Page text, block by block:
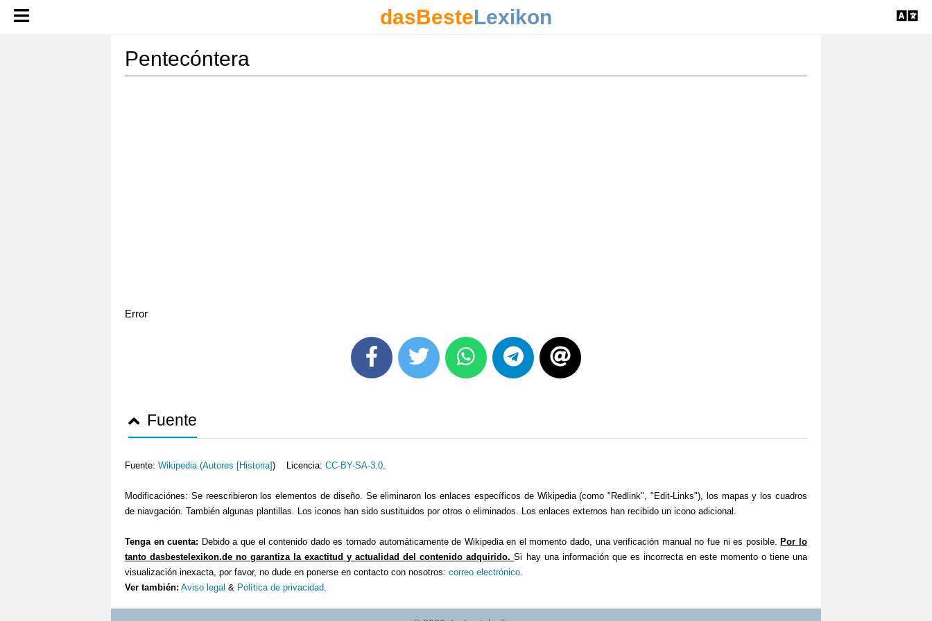
dasBesteLexikon
Pentecóntera
Error
Fuente
Fuente: Wikipedia (Autores [Historia]) Licencia: CC-BY-SA-3.0.
Modificaciónes: Se reescribieron los elementos de diseño. Se eliminaron los enlaces específicos de Wikipedia (como "Redlink", "Edit-Links"), los mapas y los cuadros
de niavgación. También algunas plantillas. Los iconos han sido sustituidos por otros o eliminados. Los enlaces externos han recibido un icono adicional.
Tenga en cuenta: Debido a que el contenido dado es tomado automáticamente de Wikipedia en el momento dado, una verificación manual no fue ni es posible. Por lo
tanto dasbestelexikon.de no garantiza la exactitud y actualidad del contenido adquirido.Si hay una información que es incorrecta en este momento o tiene una
visualización inexacta, por favor, no dude en ponerse en contacto con nosotros: correo electrónico.
Ver también: Aviso legal & Política de privacidad.